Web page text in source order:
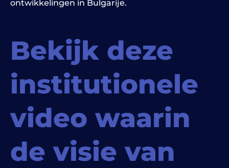
ontwikkelingen in Bulgarije.
Bekijk deze
institutionele
video waarin
de visie van